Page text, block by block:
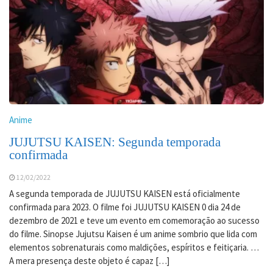
Anime
JUJUTSU KAISEN: Segunda temporada
confirmada
12/02/2022
A segunda temporada de JUJUTSU KAISEN está oficialmente
confirmada para 2023. O filme foi JUJUTSU KAISEN 0 dia 24 de
dezembro de 2021 e teve um evento em comemoração ao sucesso
do filme. Sinopse Jujutsu Kaisen é um anime sombrio que lida com
elementos sobrenaturais como maldições, espíritos e feitiçaria. …
A mera presença deste objeto é capaz […]